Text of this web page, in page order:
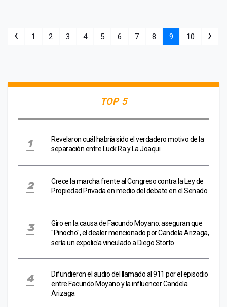
‹ 1 2 3 4 5 6 7 8 9 10 ›
TOP 5
Revelaron cuál habría sido el verdadero motivo de la
separación entre Luck Ra y La Joaqui
Crece la marcha frente al Congreso contra la Ley de
Propiedad Privada en medio del debate en el Senado
Giro en la causa de Facundo Moyano: aseguran que
"Pinocho", el dealer mencionado por Candela Arizaga,
sería un expolicía vinculado a Diego Storto
Difundieron el audio del llamado al 911 por el episodio
entre Facundo Moyano y la influencer Candela
Arizaga